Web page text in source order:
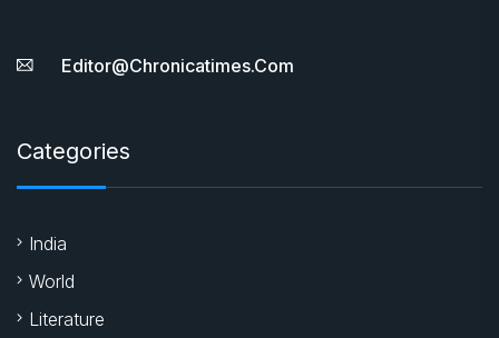
Editor@chronicatimes.com
Categories
India
World
Literature